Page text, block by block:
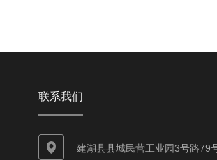
联系我们
建湖县县城民营工业园3号路79